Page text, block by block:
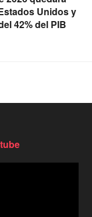
Unidos y
42% del PIB